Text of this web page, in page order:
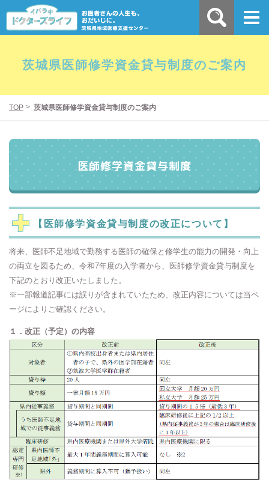
茨城県医師修学資金貸与制度のご案内
TOP 茨城県医師修学資金貸与制度のご案内
医師修学資金貸与制度
【医師修学資金貸与制度の改正について】
将来、医師不足地域で勤務する医師の確保と修学生の能力の開発・向上
の両立を図るため、令和7年度の入学者から、医師修学資金貸与制度を
下記のとおり改正いたしました。
※一部報道記事には誤りが含まれていたため、改正内容については当ペ
ージによりご確認ください。
１．改正（予定）の内容